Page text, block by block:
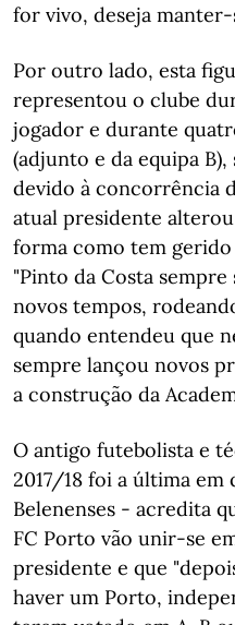
for vivo, deseja
Por outro lado, esta
representou o clube
jogador e durante
(adjunto e da equipa
devido à concorrência
atual presidente
forma como tem
"Pinto da Costa
novos tempos,
quando entendeu que
sempre lançou novos
a construção da
O antigo futebolista e
2017/18 foi a última
Belenenses - acredita
FC Porto vão unir-se
presidente e que
haver um Porto,